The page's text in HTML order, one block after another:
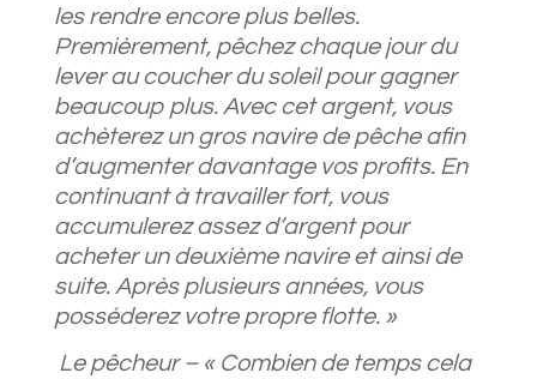
les rendre encore plus belles.
Premièrement, pêchez chaque jour du
lever au coucher du soleil pour gagner
beaucoup plus. Avec cet argent, vous
achèterez un gros navire de pêche afin
d’augmenter davantage vos profits. En
continuant à travailler fort, vous
accumulerez assez d’argent pour
acheter un deuxième navire et ainsi de
suite. Après plusieurs années, vous
posséderez votre propre flotte. »
Le pêcheur – « Combien de temps cela